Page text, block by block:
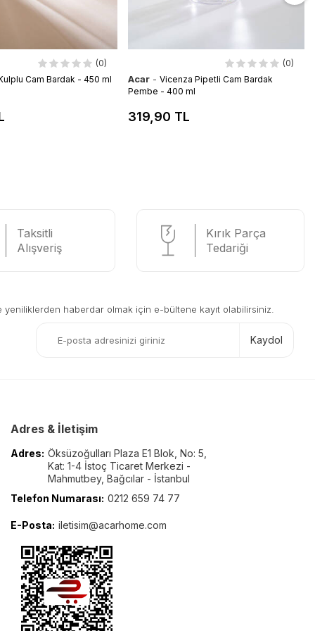
(0)
Cam Bardak - 450 ml
(0)
Acar - Vicenza Pipetli Cam Bardak
Pembe - 400 ml
319,90 TL
Taksitli
Alışveriş
Kırık Parça
Tedariği
yeniliklerden haberdar olmak için e-bültene kayıt olabilirsiniz.
Kaydol
Adres & İletişim
Adres: Öksüzoğulları Plaza E1 Blok, No: 5,
Kat: 1-4 İstoç Ticaret Merkezi -
Mahmutbey, Bağcılar - İstanbul
Telefon Numarası: 0212 659 74 77
E-Posta: iletisim@acarhome.com